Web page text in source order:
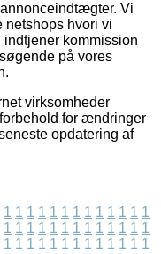
Vi
netshops hvori vi
indtjener kommission
på vores
virksomheder
for ændringer
opdatering af
1 1 1 1 1 1 1 1 1 1 1 1 1
1 1 1 1 1 1 1 1 1 1 1 1 1
1 1 1 1 1 1 1 1 1 1 1 1 1